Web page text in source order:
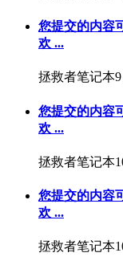
您提交的内容
欢 ...
拯救者笔记本
您提交的内容
欢 ...
拯救者笔记本
您提交的内容
欢 ...
拯救者笔记本